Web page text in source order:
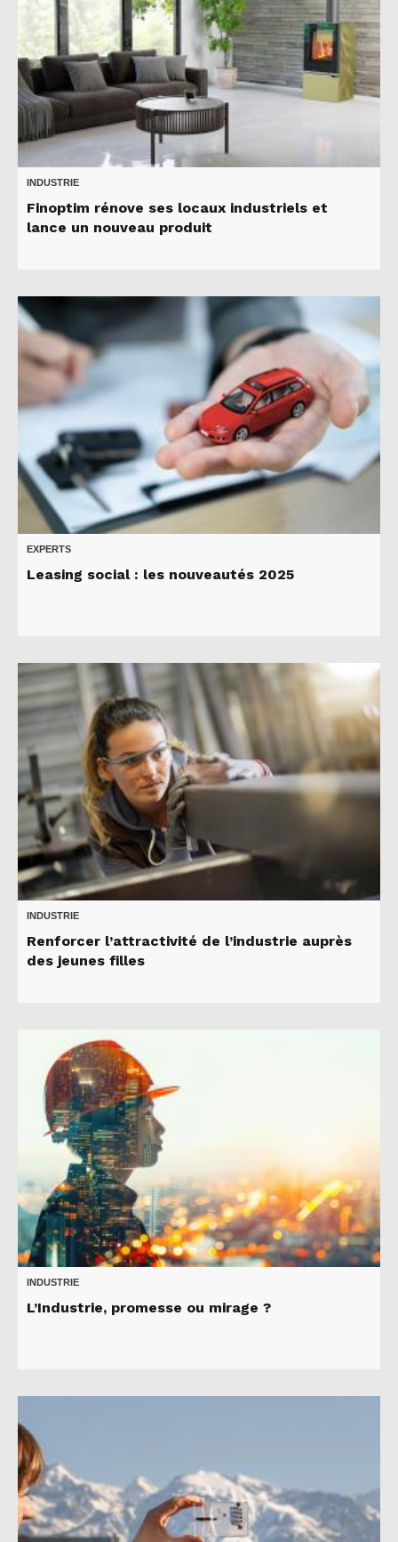
INDUSTRIE
Finoptim rénove ses locaux industriels et
lance un nouveau produit
EXPERTS
Leasing social : les nouveautés 2025
INDUSTRIE
Renforcer l’attractivité de l’industrie auprès
des jeunes filles
INDUSTRIE
L’Industrie, promesse ou mirage ?